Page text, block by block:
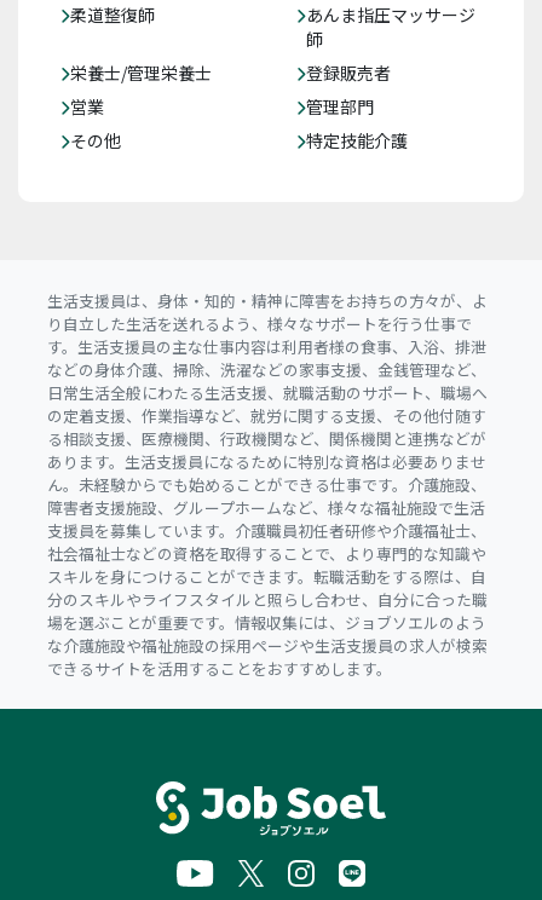
柔道整復師
あんま指圧マッサージ
師
栄養士/管理栄養士
登録販売者
営業
管理部門
その他
特定技能介護
生活支援員は、身体・知的・精神に障害をお持ちの方々が、よ
り自立した生活を送れるよう、様々なサポートを行う仕事で
す。生活支援員の主な仕事内容は利用者様の食事、入浴、排泄
などの身体介護、掃除、洗濯などの家事支援、金銭管理など、
日常生活全般にわたる生活支援、就職活動のサポート、職場へ
の定着支援、作業指導など、就労に関する支援、その他付随す
る相談支援、医療機関、行政機関など、関係機関と連携などが
あります。生活支援員になるために特別な資格は必要ありませ
ん。未経験からでも始めることができる仕事です。介護施設、
障害者支援施設、グループホームなど、様々な福祉施設で生活
支援員を募集しています。介護職員初任者研修や介護福祉士、
社会福祉士などの資格を取得することで、より専門的な知識や
スキルを身につけることができます。転職活動をする際は、自
分のスキルやライフスタイルと照らし合わせ、自分に合った職
場を選ぶことが重要です。情報収集には、ジョブソエルのよう
な介護施設や福祉施設の採用ページや生活支援員の求人が検索
できるサイトを活用することをおすすめします。